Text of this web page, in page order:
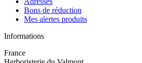
Bons de réduction
Mes alertes produits
Informations
France